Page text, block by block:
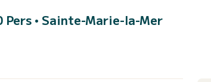
Pers • Sainte-Marie-la-Mer